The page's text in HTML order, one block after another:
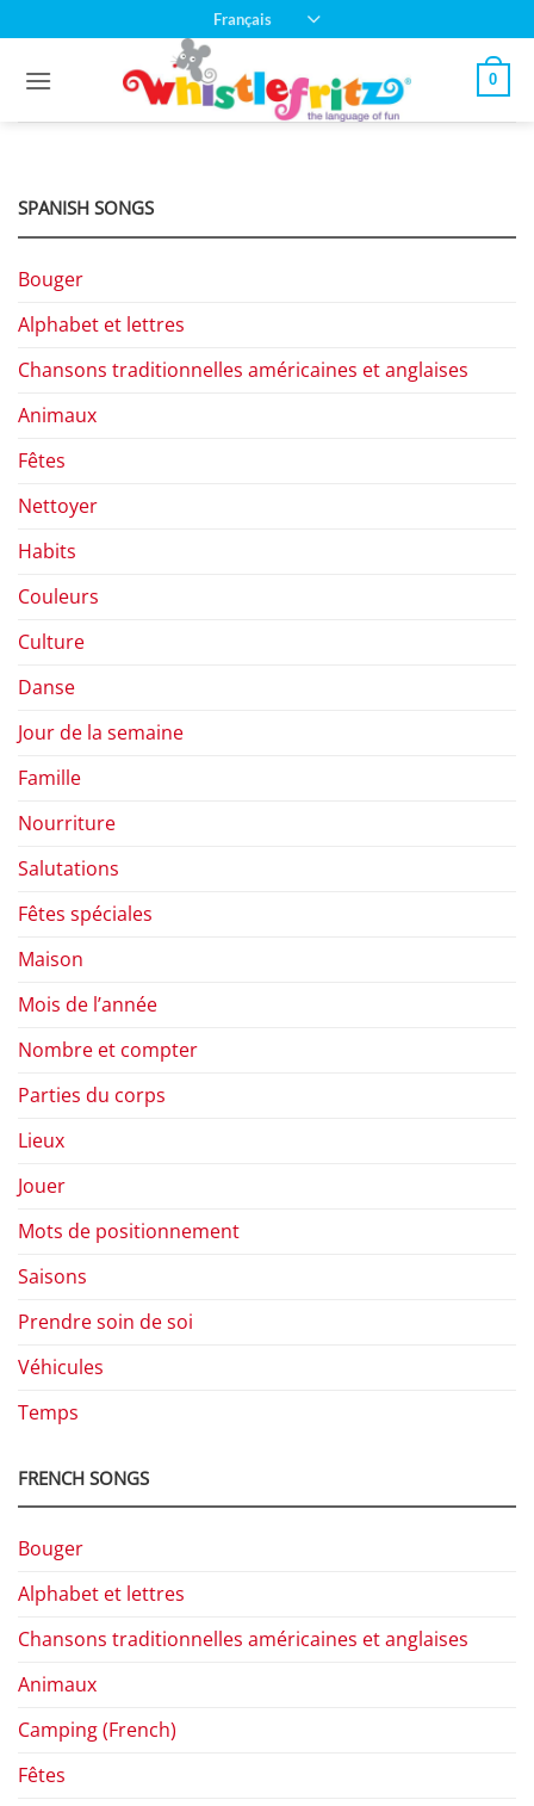
au
contenu
Français
0
SPANISH SONGS
Bouger
Alphabet et lettres
Chansons traditionnelles américaines et anglaises
Animaux
Fêtes
Nettoyer
Habits
Couleurs
Culture
Danse
Jour de la semaine
Famille
Nourriture
Salutations
Fêtes spéciales
Maison
Mois de l’année
Nombre et compter
Parties du corps
Lieux
Jouer
Mots de positionnement
Saisons
Prendre soin de soi
Véhicules
Temps
FRENCH SONGS
Bouger
Alphabet et lettres
Chansons traditionnelles américaines et anglaises
Animaux
Camping (French)
Fêtes